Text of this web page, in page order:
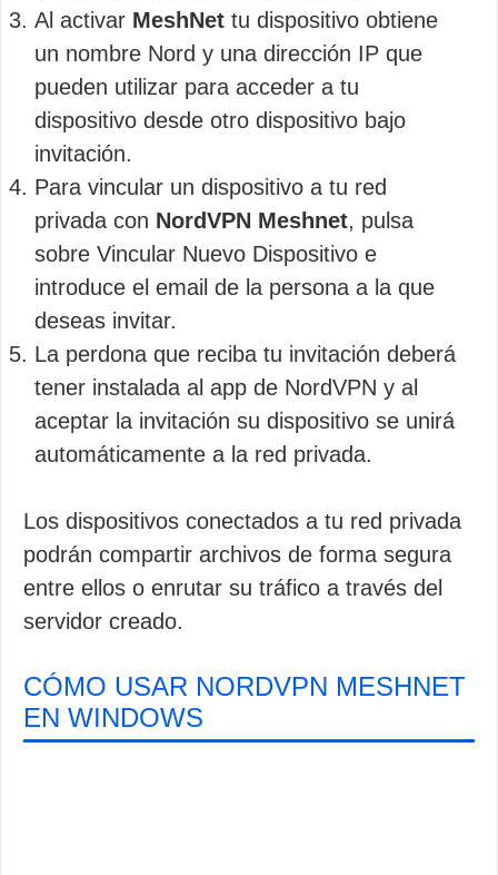
Al activar MeshNet tu dispositivo obtiene
un nombre Nord y una dirección IP que
pueden utilizar para acceder a tu
dispositivo desde otro dispositivo bajo
invitación.
Para vincular un dispositivo a tu red
privada con NordVPN Meshnet, pulsa
sobre Vincular Nuevo Dispositivo e
introduce el email de la persona a la que
deseas invitar.
La perdona que reciba tu invitación deberá
tener instalada al app de NordVPN y al
aceptar la invitación su dispositivo se unirá
automáticamente a la red privada.
Los dispositivos conectados a tu red privada
podrán compartir archivos de forma segura
entre ellos o enrutar su tráfico a través del
servidor creado.
CÓMO USAR NORDVPN MESHNET
EN WINDOWS